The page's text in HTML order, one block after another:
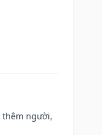
thêm người,